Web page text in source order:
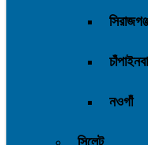
নওগাঁ
সিলেট